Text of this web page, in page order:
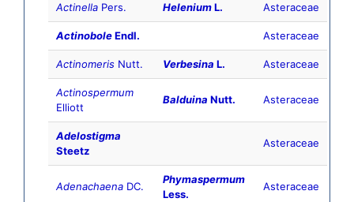
Actinella Pers. HeleniumL. Asteraceae
ActinoboleEndl. Asteraceae
Actinomeris Nutt. Verbesina L. Asteraceae
Actinospermum
Elliott
Balduina Nutt. Asteraceae
Adelostigma
Steetz
Asteraceae
Adenachaena DC.
Phymaspermum
Less.
Asteraceae